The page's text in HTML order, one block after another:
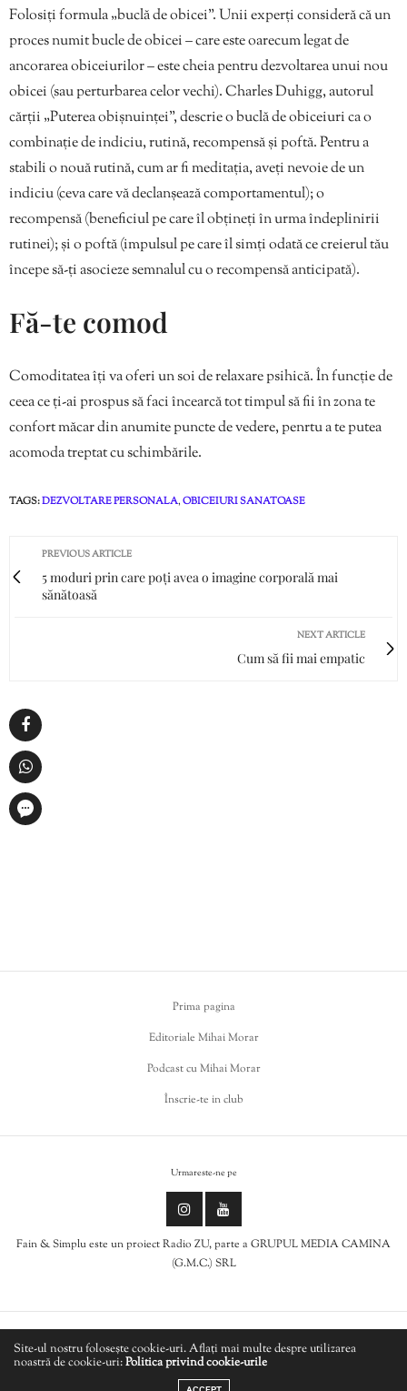
Folosiți formula „buclă de obicei”. Unii experți consideră că un
proces numit bucle de obicei – care este oarecum legat de
ancorarea obiceiurilor – este cheia pentru dezvoltarea unui nou
obicei (sau perturbarea celor vechi). Charles Duhigg, autorul
cărții „Puterea obișnuinței”, descrie o buclă de obiceiuri ca o
combinație de indiciu, rutină, recompensă și poftă. Pentru a
stabili o nouă rutină, cum ar fi meditația, aveți nevoie de un
indiciu (ceva care vă declanșează comportamentul); o
recompensă (beneficiul pe care îl obțineți în urma îndeplinirii
rutinei); și o poftă (impulsul pe care îl simți odată ce creierul tău
începe să-ți asocieze semnalul cu o recompensă anticipată).
Fă-te comod
Comoditatea îți va oferi un soi de relaxare psihică. În funcție de
ceea ce ți-ai prospus să faci încearcă tot timpul să fii în zona te
confort măcar din anumite puncte de vedere, penrtu a te putea
acomoda treptat cu schimbările.
TAGS:DEZVOLTARE PERSONALA,OBICEIURI SANATOASE
PREVIOUS ARTICLE
5 moduri prin care poți avea o imagine corporală mai
sănătoasă
NEXT ARTICLE
Cum să fii mai empatic
Prima pagina
Editoriale Mihai Morar
Podcast cu Mihai Morar
Înscrie-te in club
Urmareste-ne pe
Fain & Simplu este un proiect Radio ZU, parte a GRUPUL MEDIA CAMINA
(G.M.C.) SRL
Politica de cookies
Politică de confidențialitate
Site-ul nostru folosește cookie-uri. Aflați mai multe despre utilizarea
noastră de cookie-uri:Politica privind cookie-urile